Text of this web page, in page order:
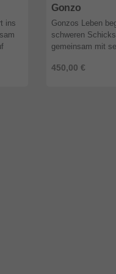
ins
Gonzo
450,00 €
Gonzos Leben
schweren
gemeinsam mit
viel zu klein,